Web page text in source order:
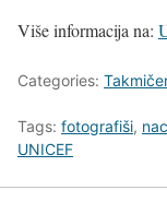
Više informacija na:
Categories:
Tags: fotografiši,
UNICEF